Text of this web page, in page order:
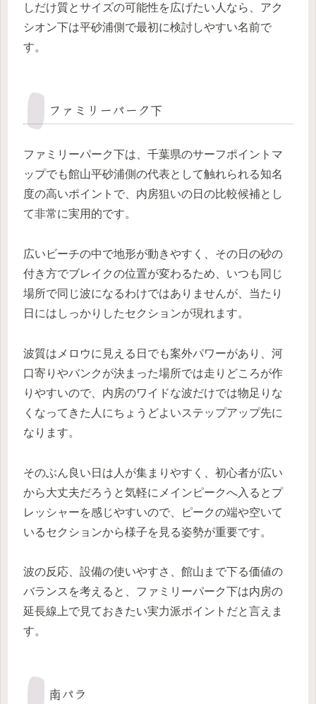
しだけ質とサイズの可能性を広げたい人なら、アク
シオン下は平砂浦側で最初に検討しやすい名前で
す。
ファミリーパーク下
ファミリーパーク下は、千葉県のサーフポイントマ
ップでも館山平砂浦側の代表として触れられる知名
度の高いポイントで、内房狙いの日の比較候補とし
て非常に実用的です。
広いビーチの中で地形が動きやすく、その日の砂の
付き方でブレイクの位置が変わるため、いつも同じ
場所で同じ波になるわけではありませんが、当たり
日にはしっかりしたセクションが現れます。
波質はメロウに見える日でも案外パワーがあり、河
口寄りやバンクが決まった場所では走りどころが作
りやすいので、内房のワイドな波だけでは物足りな
くなってきた人にちょうどよいステップアップ先に
なります。
そのぶん良い日は人が集まりやすく、初心者が広い
から大丈夫だろうと気軽にメインピークへ入るとプ
レッシャーを感じやすいので、ピークの端や空いて
いるセクションから様子を見る姿勢が重要です。
波の反応、設備の使いやすさ、館山まで下る価値の
バランスを考えると、ファミリーパーク下は内房の
延長線上で見ておきたい実力派ポイントだと言えま
す。
南パラ